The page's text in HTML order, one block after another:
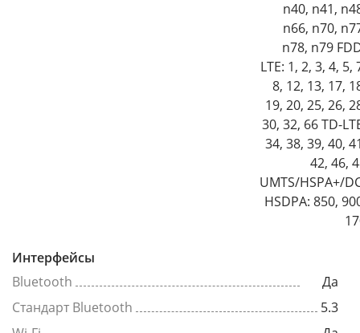
n40, n41,
n66, n70,
n78, n79
LTE: 1, 2, 3, 4, 5,
8, 12, 13, 17,
19, 20, 25, 26,
30, 32, 66 TD-
34, 38, 39, 40,
42, 46,
UMTS/HSPA+/
HSDPA: 850,
Интерфейсы
Bluetooth
Да
Стандарт Bluetooth
5.3